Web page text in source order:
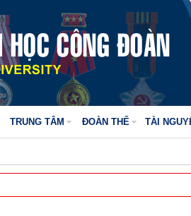
TRUNG TÂM ĐOÀN THỂ TÀI